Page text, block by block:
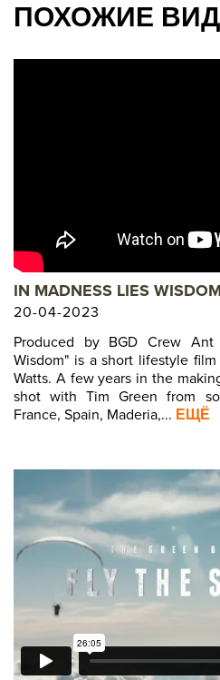
ПОХОЖИЕ
IN MADNESS LIES
20-04-2023
Produced by BGD Crew
Wisdom" is a short lifestyle
Watts. A few years in the
shot with Tim Green from
France, Spain, Maderia,... ЕЩЁ